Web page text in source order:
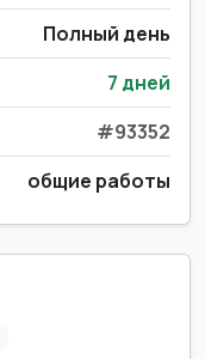
Полный день
7 дней
#93352
общие работы